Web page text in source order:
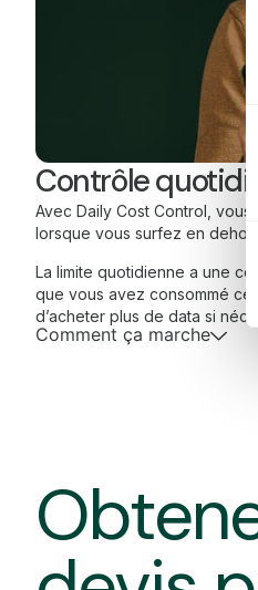
Contrôle
Avec Daily Cost Control,
lorsque vous surfez en dehors
La limite quotidienne a une
que vous avez consommé
d’acheter plus de data si
Comment ça marche